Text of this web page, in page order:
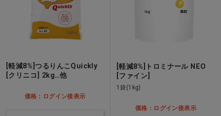
[軽減8%]つるりんこQuickly
[クリニコ] 2kg…他
価格：ログイン後表示
[軽減8%]トロミナール NEO
[ファイン]
1袋(1kg)
価格：ログイン後表示